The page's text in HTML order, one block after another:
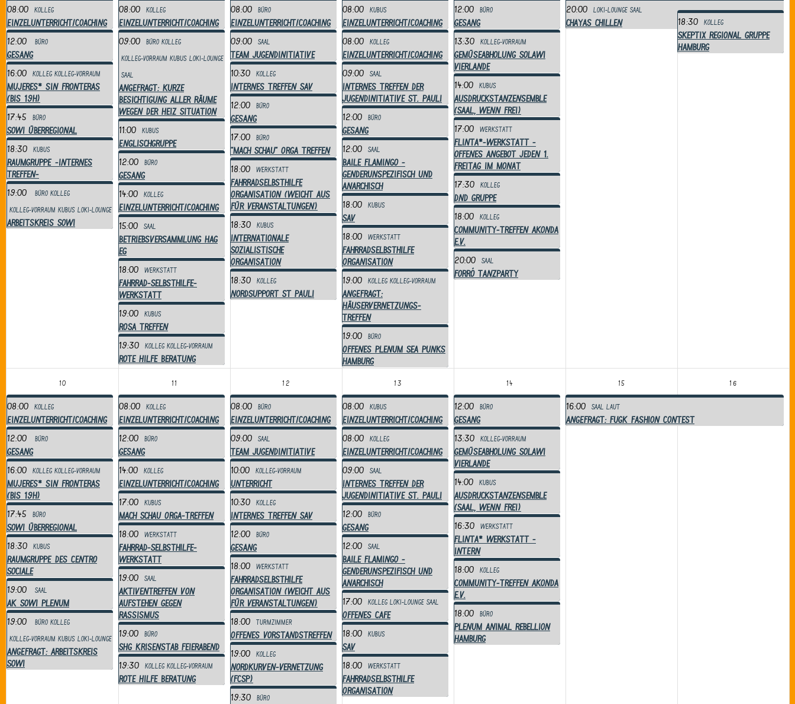
08:00 Kolleg
Einzelunterricht/Coaching
12:00
Büro
Gesang
16:00
Kolleg Kolleg-Vorraum
mujeres* sin fronteras
(bis 19h)
17:45
Büro
Sowi überregional
18:30
Kubus
RAUMGRUPPE -internes
Treffen-
19:00
Büro Kolleg
Kolleg-Vorraum Kubus Loki-Lounge
Arbeitskreis SoWi
08:00 Kolleg
Einzelunterricht/Coaching
09:00
Büro Kolleg
Kolleg-Vorraum Kubus Loki-Lounge
Saal
ANGEFRAGT: kurze
Besichtigung aller Räume
wegen der Heiz Situation
11:00
Kubus
Englischgruppe
12:00
Büro
Gesang
14:00
Kolleg
Einzelunterricht/Coaching
15:00
Saal
Betriebsversammlung HAG
eG
18:00
Werkstatt
Fahrrad-Selbsthilfe-
Werkstatt
19:00
Kubus
ROSA Treffen
19:30
Kolleg Kolleg-Vorraum
Rote Hilfe Beratung
08:00 Büro
Einzelunterricht/Coaching
09:00
Saal
Team Jugendinitiative
10:30
Kolleg
Internes Treffen SAV
12:00
Büro
Gesang
17:00
Büro
"Mach Schau" Orga Treffen
18:00
Werkstatt
Fahrradselbsthilfe
Organisation (weicht aus
für Veranstaltungen)
18:30
Kubus
Internationale
Sozialistische
Organisation
18:30
Kolleg
NordSupport St Pauli
08:00 Kubus
Einzelunterricht/Coaching
08:00
Kolleg
Einzelunterricht/Coaching
09:00
Saal
Internes Treffen der
Jugendinitiative St. Pauli
12:00
Büro
Gesang
12:00
Saal
Baile Flamingo -
genderunspezifisch und
anarchisch
18:00
Kubus
SAV
18:00
Werkstatt
Fahrradselbsthilfe
Organisation
19:00
Kolleg Kolleg-Vorraum
ANGEFRAGT:
Häuservernetzungs-
Treffen
19:00
Büro
Offenes Plenum Sea Punks
Hamburg
12:00 Büro
Gesang
13:30
Kolleg-Vorraum
Gemüseabholung SoLaWi
Vierlande
14:00
Kubus
Ausdruckstanzensemble
(Saal, wenn frei)
17:00
Werkstatt
Flinta*-Werkstatt -
offenes Angebot jeden 1.
Freitag im Monat
17:30
Kolleg
DnD Gruppe
18:00
Kolleg
Community-Treffen Akonda
e.V.
20:00
Saal
Forró Tanzparty
20:00 Loki-Lounge Saal
chayas chillen 18:30 Kolleg
Skeptix Regional gruppe
Hamburg
10
08:00 Kolleg
Einzelunterricht/Coaching
12:00
Büro
Gesang
16:00
Kolleg Kolleg-Vorraum
mujeres* sin fronteras
(bis 19h)
17:45
Büro
Sowi überregional
18:30
Kubus
RAUMGRUPPE des Centro
Sociale
19:00
Saal
AK SoWi Plenum
19:00
Büro Kolleg
Kolleg-Vorraum Kubus Loki-Lounge
ANGEFRAGT: Arbeitskreis
SoWi
11
08:00 Kolleg
Einzelunterricht/Coaching
12:00
Büro
Gesang
14:00
Kolleg
Einzelunterricht/Coaching
17:00
Kubus
Mach Schau Orga-Treffen
18:00
Werkstatt
Fahrrad-Selbsthilfe-
Werkstatt
19:00
Saal
Aktiventreffen von
Aufstehen gegen
Rassismus
19:00
Büro
SHG Krisenstab Feierabend
19:30
Kolleg Kolleg-Vorraum
Rote Hilfe Beratung
12
08:00 Büro
Einzelunterricht/Coaching
09:00
Saal
Team Jugendinitiative
10:00
Kolleg-Vorraum
Unterricht
10:30
Kolleg
Internes Treffen SAV
12:00
Büro
Gesang
18:00
Werkstatt
Fahrradselbsthilfe
Organisation (weicht aus
für Veranstaltungen)
18:00
Turmzimmer
Offenes Vorstandstreffen
19:00
Kolleg
Nordkurven-Vernetzung
(FCSP)
19:30
Büro
13
08:00 Kubus
Einzelunterricht/Coaching
08:00
Kolleg
Einzelunterricht/Coaching
09:00
Saal
Internes Treffen der
Jugendinitiative St. Pauli
12:00
Büro
Gesang
12:00
Saal
Baile Flamingo -
genderunspezifisch und
anarchisch
17:00
Kolleg Loki-Lounge Saal
Offenes Cafe
18:00
Kubus
SAV
18:00
Werkstatt
Fahrradselbsthilfe
Organisation
14
12:00 Büro
Gesang
13:30
Kolleg-Vorraum
Gemüseabholung SoLaWi
Vierlande
14:00
Kubus
Ausdruckstanzensemble
(Saal, wenn frei)
16:30
Werkstatt
Flinta* Werkstatt -
INTERN
18:00
Kolleg
Community-Treffen Akonda
e.V.
18:00
Büro
Plenum Animal Rebellion
Hamburg
15
16:00 Saal laut
ANGEFRAGT: FUGK Fashion Contest
16